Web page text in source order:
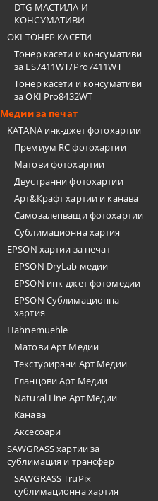
DTG МАСТИЛА И
КОНСУМАТИВИ
OKI ТОНЕР КАСЕТИ
Тонер касети и консумативи
за ES7411WT/Pro7411WT
Тонер касети и консумативи
за OKI Pro8432WT
Медии за печат
KATANA инк-джет фотохартии
Премиум RC фотохартии
Матови фотохартии
Двустранни фотохартии
Арт&Крафт хартии и канава
Самозалепващи фотохартии
Сублимационна хартия
EPSON хартии за печат
EPSON DryLab медии
EPSON инк-джет фотомедии
EPSON Сублимационна
хартия
Hahnemuehle
Матови Арт Медии
Текстурирани Арт Медии
Гланцови Арт Медии
Natural Line Арт Медии
Канава
Аксесоари
SAWGRASS хартии за
сублимация и трансфер
SAWGRASS TruPix
сублимационна хартия